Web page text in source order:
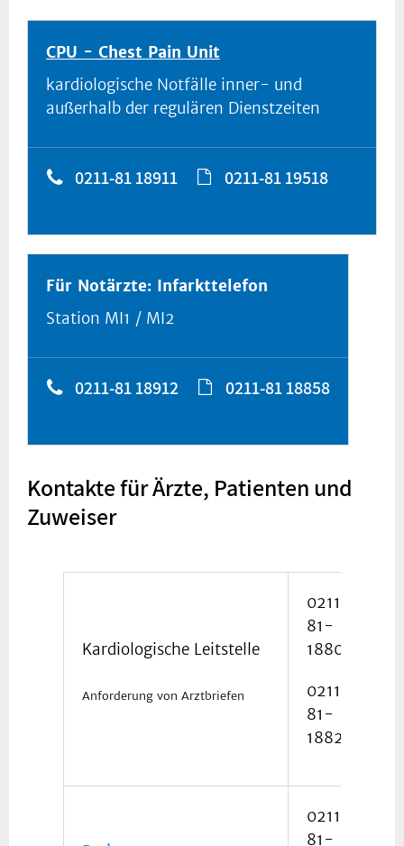
CPU - Chest Pain Unit
kardiologische Notfälle inner- und
außerhalb der regulären Dienstzeiten
0211-81 18911 0211-81 19518
Für Notärzte: Infarkttelefon
Station MI1 / MI2
0211-81 18912 0211-81 18858
Kontakte für Ärzte, Patienten und
Zuweiser
Kardiologische Leitstelle
Anforderung von Arztbriefen
0211
81-
18800
0211
81-
18822
0211
81-